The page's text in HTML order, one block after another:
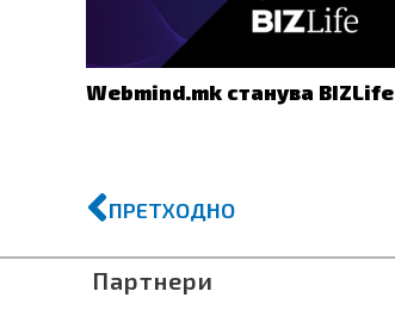
Webmind.mk станува BIZLife
Prev
ПРЕТХОДНО
Партнери